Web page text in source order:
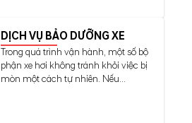
DỊCH VỤ BẢO DƯỠNG XE
Trong quá trình vận hành, một số bộ
phận xe hơi không tránh khỏi việc bị
mòn một cách tự nhiên. Nếu...